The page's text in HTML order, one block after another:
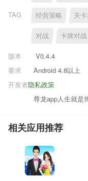
TAG 经营策略 关
对战 卡牌对战
版本
V0.4.4
要求
Android 4.8以上
隐私政策
开发者
尊龙app人生就是
相关应用推荐